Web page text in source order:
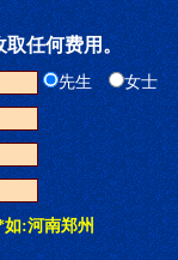
取任何费用。
先生 女士
如:河南郑州